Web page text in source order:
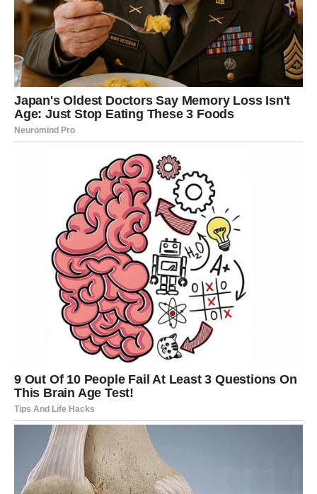
Ljude rođene u znaku Vage Baba Vanga opisivala je kao
inteligentne, pravedne i veoma smirene osobe. Vage često
imaju izražen osjećaj za ravnotežu, diplomatiju i harmoniju u
odnosima sa drugima. Zbog svoje mirne prirode uglavnom
izbjegavaju sukobe i pokušavaju pronaći najbolje rješenje za
Ipak, upravo ta potreba za savršenom ravnotežom često im
otežava život. Vage znaju dugo analizirati svaku situaciju,
razmišljati o svim mogućim ishodima i teško donijeti konačnu
odluku. Strah od greške često ih sputava i zbog toga
propuštaju prilike koje bi mogle pozitivno promijeniti njihov
Baba Vanga vjerovala je da Vage mogu ostvariti mnogo više
kada nauče vjerovati vlastitom osjećaju i kada prestanu tražiti
savršeno rješenje za svaku situaciju. Smatrala je da njihova
prava snaga dolazi tek onda kada postanu odlučnije i sigurnije
u sebe.
**Rakovi – emotivni ljudi koji teško puštaju prošlost**
Rakove je opisivala kao veoma osjetljive, brižne i emotivne
osobe. Ljudi rođeni u ovom znaku često duboko proživljavaju